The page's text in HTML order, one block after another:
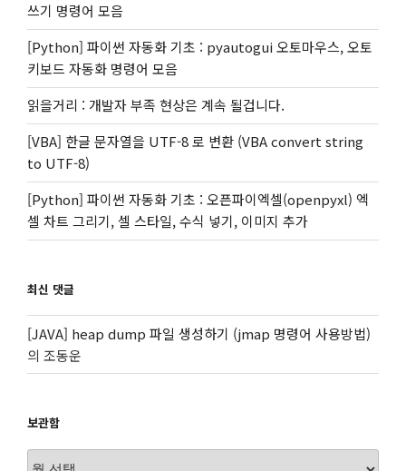
쓰기 명령어 모음
[Python] 파이썬 자동화 기초 : pyautogui 오토마우스, 오토
키보드 자동화 명령어 모음
읽을거리 : 개발자 부족 현상은 계속 될겁니다.
[VBA] 한글 문자열을 UTF-8 로 변환 (VBA convert string
to UTF-8)
[Python] 파이썬 자동화 기초 : 오픈파이엑셀(openpyxl) 엑
셀 차트 그리기, 셀 스타일, 수식 넣기, 이미지 추가
최신 댓글
[JAVA] heap dump 파일 생성하기 (jmap 명령어 사용방법)
의 조동운
보관함
보